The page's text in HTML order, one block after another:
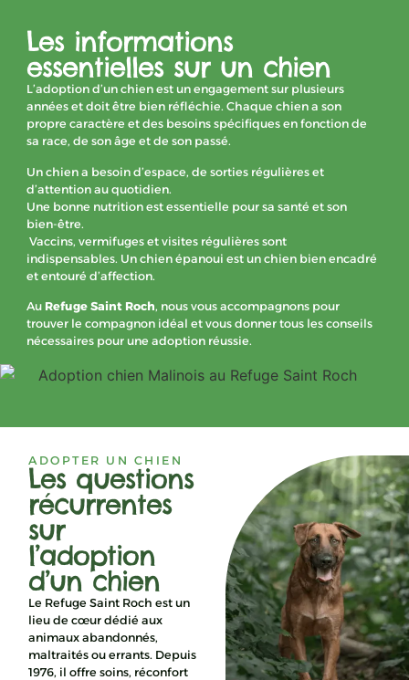
Les informations
essentielles sur un chien
L’adoption d’un chien est un engagement sur plusieurs
années et doit être bien réfléchie. Chaque chien a son
propre caractère et des besoins spécifiques en fonction de
sa race, de son âge et de son passé.
Un chien a besoin d’espace, de sorties régulières et
d’attention au quotidien.
Une bonne nutrition est essentielle pour sa santé et son
bien-être.
Vaccins, vermifuges et visites régulières sont
indispensables. Un chien épanoui est un chien bien encadré
et entouré d’affection.
Au Refuge Saint Roch, nous vous accompagnons pour
trouver le compagnon idéal et vous donner tous les conseils
nécessaires pour une adoption réussie.
ADOPTER UN CHIEN
Les questions
récurrentes
sur
l’adoption
d’un chien
Le Refuge Saint Roch est un
lieu de cœur dédié aux
animaux abandonnés,
maltraités ou errants. Depuis
1976, il offre soins, réconfort